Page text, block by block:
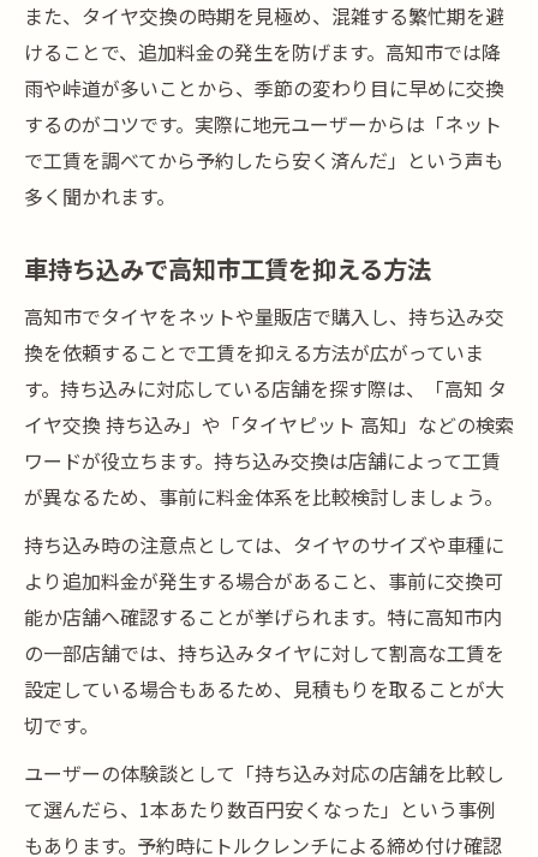
また、タイヤ交換の時期を見極め、混雑する繁忙期を避
けることで、追加料金の発生を防げます。高知市では降
雨や峠道が多いことから、季節の変わり目に早めに交換
するのがコツです。実際に地元ユーザーからは「ネット
で工賃を調べてから予約したら安く済んだ」という声も
多く聞かれます。
車持ち込みで高知市工賃を抑える方法
高知市でタイヤをネットや量販店で購入し、持ち込み交
換を依頼することで工賃を抑える方法が広がっていま
す。持ち込みに対応している店舗を探す際は、「高知 タ
イヤ交換 持ち込み」や「タイヤピット 高知」などの検索
ワードが役立ちます。持ち込み交換は店舗によって工賃
が異なるため、事前に料金体系を比較検討しましょう。
持ち込み時の注意点としては、タイヤのサイズや車種に
より追加料金が発生する場合があること、事前に交換可
能か店舗へ確認することが挙げられます。特に高知市内
の一部店舗では、持ち込みタイヤに対して割高な工賃を
設定している場合もあるため、見積もりを取ることが大
切です。
ユーザーの体験談として「持ち込み対応の店舗を比較し
て選んだら、1本あたり数百円安くなった」という事例
もあります。予約時にトルクレンチによる締め付け確認